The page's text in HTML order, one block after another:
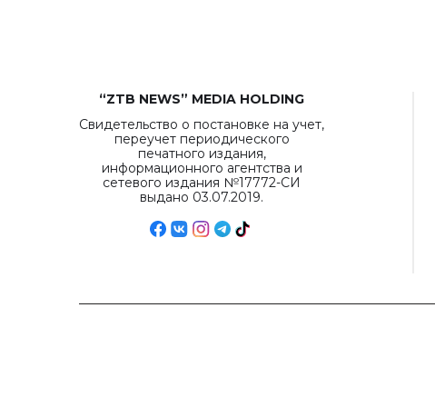
“ZTB NEWS” MEDIA HOLDING
Свидетельство о постановке на учет,
переучет периодического
печатного издания,
информационного агентства и
сетевого издания №17772-СИ
выдано 03.07.2019.